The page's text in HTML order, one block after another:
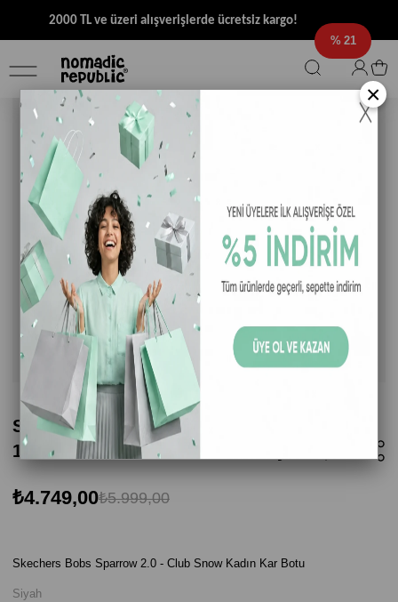
2000 TL ve üzeri alışverişlerde ücretsiz kargo!
21
Skechers Bobs Sparrow 2.0 - Club Snow
117059 TPE Kadın Kar Botu - Siyah
₺5.999,00
₺4.749,00
Skechers Bobs Sparrow 2.0 - Club Snow Kadın Kar Botu
Siyah
×